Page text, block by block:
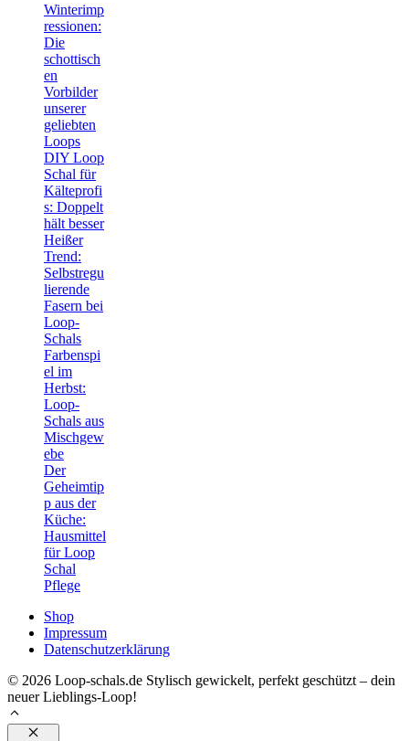
Winterimp
ressionen:
Die
schottisch
en
Vorbilder
unserer
geliebten
Loops
DIY Loop
Schal für
Kälteprofi
s: Doppelt
hält besser
Heißer
Trend:
Selbstregu
lierende
Fasern bei
Loop-
Schals
Farbenspi
el im
Herbst:
Loop-
Schals aus
Mischgew
ebe
Der
Geheimtip
p aus der
Küche:
Hausmittel
für Loop
Schal
Pflege
Shop
Impressum
Datenschutzerklärung
© 2026 Loop-schals.de Stylisch gewickelt, perfekt geschützt – dein
neuer Lieblings-Loop!